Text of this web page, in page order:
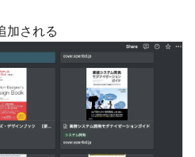
加される